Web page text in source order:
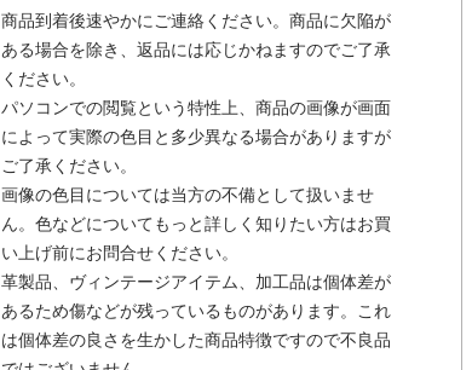
商品到着後速やかにご連絡ください。商品に欠陥が
ある場合を除き、返品には応じかねますのでご了承
ください。
パソコンでの閲覧という特性上、商品の画像が画面
によって実際の色目と多少異なる場合がありますが
ご了承ください。
画像の色目については当方の不備として扱いませ
ん。色などについてもっと詳しく知りたい方はお買
い上げ前にお問合せください。
革製品、ヴィンテージアイテム、加工品は個体差が
あるため傷などが残っているものがあります。これ
は個体差の良さを生かした商品特徴ですので不良品